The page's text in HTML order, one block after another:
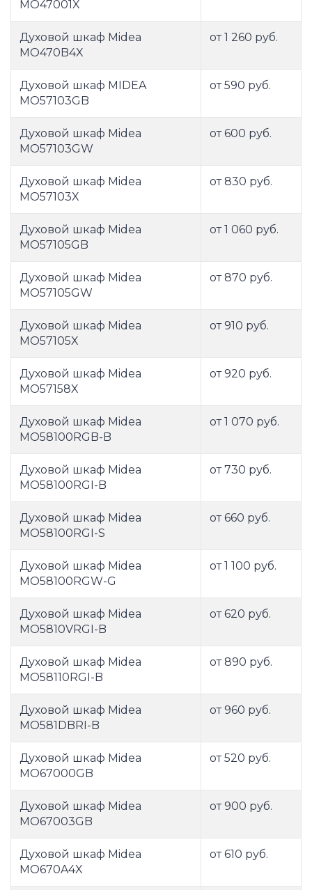
MO47001X
Духовой шкаф Midea
MO470B4X
от 1 260 руб.
Духовой шкаф MIDEA
MO57103GB
от 590 руб.
Духовой шкаф Midea
MO57103GW
от 600 руб.
Духовой шкаф Midea
MO57103X
от 830 руб.
Духовой шкаф Midea
MO57105GB
от 1 060 руб.
Духовой шкаф Midea
MO57105GW
от 870 руб.
Духовой шкаф Midea
MO57105X
от 910 руб.
Духовой шкаф Midea
MO57158X
от 920 руб.
Духовой шкаф Midea
MO58100RGB-B
от 1 070 руб.
Духовой шкаф Midea
MO58100RGI-B
от 730 руб.
Духовой шкаф Midea
MO58100RGI-S
от 660 руб.
Духовой шкаф Midea
MO58100RGW-G
от 1 100 руб.
Духовой шкаф Midea
MO5810VRGI-B
от 620 руб.
Духовой шкаф Midea
MO58110RGI-B
от 890 руб.
Духовой шкаф Midea
MO581DBRI-B
от 960 руб.
Духовой шкаф Midea
MO67000GB
от 520 руб.
Духовой шкаф Midea
MO67003GB
от 900 руб.
Духовой шкаф Midea
MO670A4X
от 610 руб.